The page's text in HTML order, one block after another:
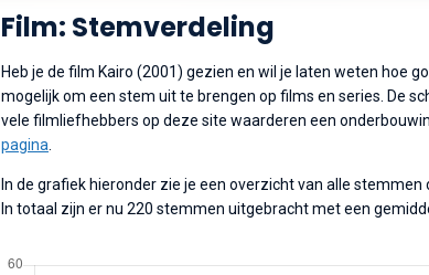
Film: Stemverdeling
Heb je de film Kairo (2001) gezien en wil je laten weten hoe
mogelijk om een stem uit te brengen op films en series. De
vele filmliefhebbers op deze site waarderen een
pagina
In de grafiek hieronder zie je een overzicht van alle
In totaal zijn er nu 220 stemmen uitgebracht met een